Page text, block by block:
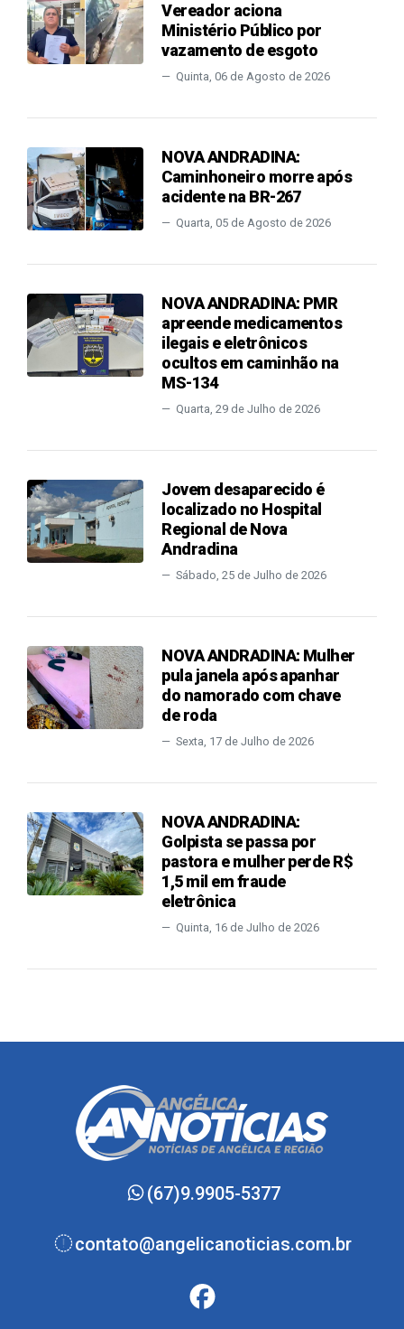
Vereador aciona
Ministério Público por
vazamento de esgoto
Quinta, 06 de Agosto de 2026
NOVA ANDRADINA:
Caminhoneiro morre após
acidente na BR-267
Quarta, 05 de Agosto de 2026
NOVA ANDRADINA: PMR
apreende medicamentos
ilegais e eletrônicos
ocultos em caminhão na
MS-134
Quarta, 29 de Julho de 2026
Jovem desaparecido é
localizado no Hospital
Regional de Nova
Andradina
Sábado, 25 de Julho de 2026
NOVA ANDRADINA: Mulher
pula janela após apanhar
do namorado com chave
de roda
Sexta, 17 de Julho de 2026
NOVA ANDRADINA:
Golpista se passa por
pastora e mulher perde R$
1,5 mil em fraude
eletrônica
Quinta, 16 de Julho de 2026
(67)9.9905-5377
contato@angelicanoticias.com.br